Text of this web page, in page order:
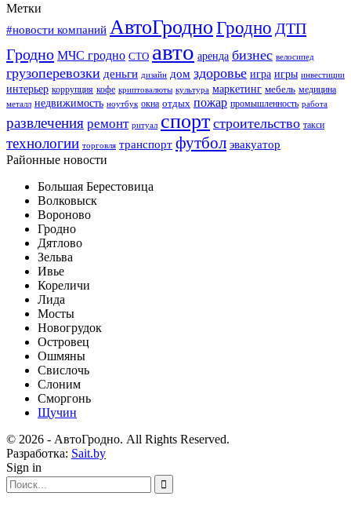
Метки
#новости компаний АвтоГродноГродно ДТП
Гродно МЧС гродно СТО авто аренда бизнес велосипед
грузоперевозки деньги дизайн дом здоровье игра игры инвестиции
интерьер коррупция кофе криптовалюты культура маркетинг мебель медицина
металл недвижимость ноутбук окна отдых пожар промышленность работа
развлечения ремонт ритуал спорт строительство такси
технологии торговля транспорт футбол эвакуатор
Районные новости
Большая Берестовица
Волковыск
Вороново
Гродно
Дятлово
Зельва
Ивье
Кореличи
Лида
Мосты
Новогрудок
Островец
Ошмяны
Свислочь
Слоним
Сморгонь
Щучин
© 2026 - АвтоГродно. All Rights Reserved.
Разработка: Sait.by
Sign in